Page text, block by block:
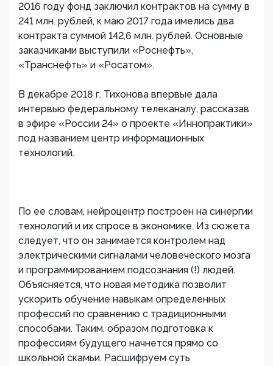
2016 году фонд заключил контрактов на сумму в
241 млн. рублей, к маю 2017 года имелись два
контракта суммой 142,6 млн. рублей. Основные
заказчиками выступили «Роснефть»,
«Транснефть» и «Росатом».
В декабре 2018 г. Тихонова впервые дала
интервью федеральному телеканалу, рассказав
в эфире «России 24» о проекте «Иннопрактики»
под названием центр информационных
технологий.
По ее словам, нейроцентр построен на синергии
технологий и их спросе в экономике. Из сюжета
следует, что он занимается контролем над
электрическими сигналами человеческого мозга
и программированием подсознания (!) людей.
Объясняется, что новая методика позволит
ускорить обучение навыкам определенных
профессий по сравнению с традиционными
способами. Таким, образом подготовка к
профессиям будущего начнется прямо со
школьной скамьи. Расшифруем суть